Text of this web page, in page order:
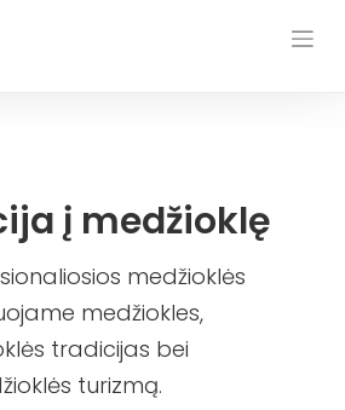
į medžioklę
medžioklės
medžiokles,
tradicijas bei
turizmą.